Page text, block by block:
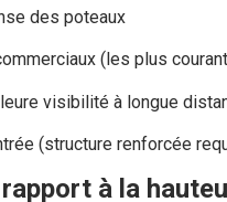
des poteaux
(les plus
visibilité à longue
(structure renforcée
à la